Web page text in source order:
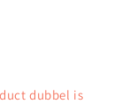
dubbel is